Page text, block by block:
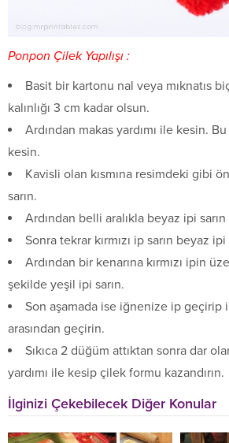
Ponpon Çilek Yapılışı :
Basit bir kartonu nal veya mıknatıs
kalınlığı 3 cm kadar olsun.
Ardından makas yardımı ile kesin.
kesin.
Kavisli olan kısmına resimdeki gibi
sarın.
Ardından belli aralıkla beyaz ipi
Sonra tekrar kırmızı ip sarın beyaz
Ardından bir kenarına kırmızı ipin
şekilde yeşil ipi sarın.
Son aşamada ise iğnenize ip geçirip
arasından geçirin.
Sıkıca 2 düğüm attıktan sonra dar
yardımı ile kesip çilek formu kazandırın.
İlginizi Çekebilecek Diğer Konular